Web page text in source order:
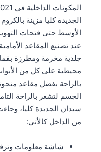
الجديدة كليا مزينة
الأوسط حتى فتحات
عند تصنيع المقاعد
جلدية مخرمة ومطرزة
محيطية على كل من
بالراحة بفضل مقاعد
الجسم لتشعر بالراحة
من الداخل كالأتي:
شاشة معلومات وترفيه